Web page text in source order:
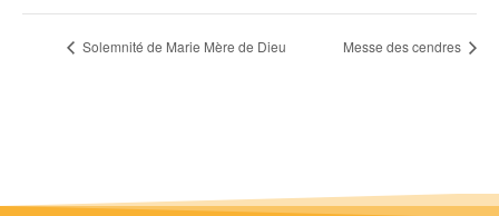
Solemnité de Marie Mère de Dieu Messe des cendres